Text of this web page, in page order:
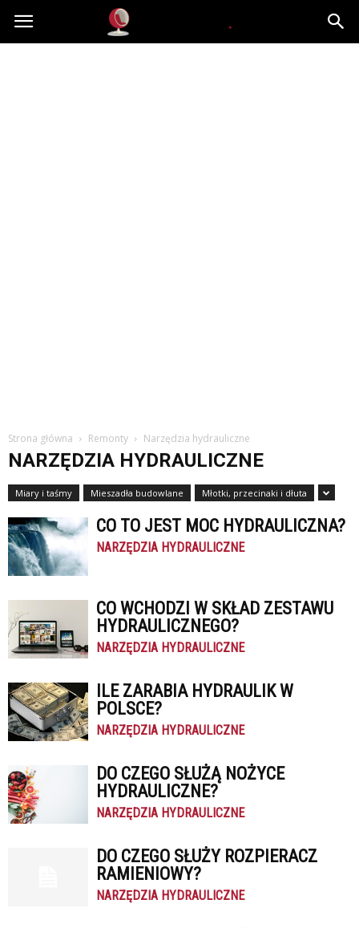
Dekoteria.pl
Strona główna Remonty Narzędzia hydrauliczne
NARZĘDZIA HYDRAULICZNE
Miary i taśmy Mieszadła budowlane Młotki, przecinaki i dłuta
CO TO JEST MOC HYDRAULICZNA?
NARZĘDZIA HYDRAULICZNE
CO WCHODZI W SKŁAD ZESTAWU
HYDRAULICZNEGO?
NARZĘDZIA HYDRAULICZNE
ILE ZARABIA HYDRAULIK W
POLSCE?
NARZĘDZIA HYDRAULICZNE
DO CZEGO SŁUŻĄ NOŻYCE
HYDRAULICZNE?
NARZĘDZIA HYDRAULICZNE
DO CZEGO SŁUŻY ROZPIERACZ
RAMIENIOWY?
NARZĘDZIA HYDRAULICZNE